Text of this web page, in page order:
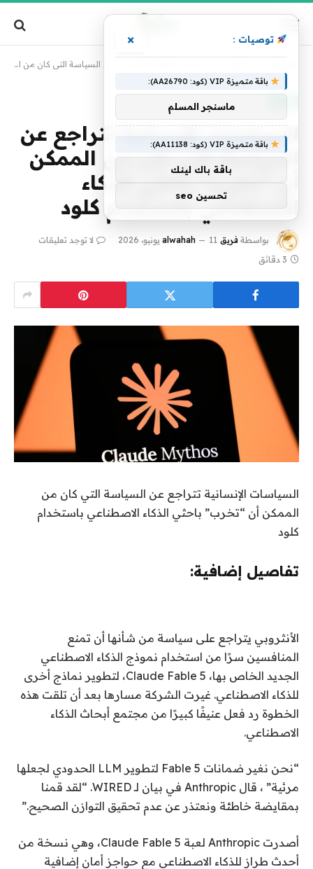
السياسات الإنسانية تتراجع عن السياسة التي كان من الممكن أن “تخرب” باحثي الذكاء الاصطناعي باستخدام كلود
السياسات الإنسانية تتراجع عن
السياسة التي كان من الممكن
أن “تخرب” باحثي الذكاء
الاصطناعي باستخدام كلود
بواسطة فريق alwahah 11 يونيو، 2026
لا توجد تعليقات
3 دقائق
السياسات الإنسانية تتراجع عن السياسة التي كان من
الممكن أن “تخرب” باحثي الذكاء الاصطناعي باستخدام
كلود
تفاصيل إضافية:
الأنثروبي يتراجع على سياسة من شأنها أن تمنع
المنافسين سرًا من استخدام نموذج الذكاء الاصطناعي
الجديد الخاص بها، Claude Fable 5، لتطوير نماذج أخرى
للذكاء الاصطناعي. غيرت الشركة مسارها بعد أن تلقت هذه
الخطوة رد فعل عنيفًا كبيرًا من مجتمع أبحاث الذكاء
الاصطناعي.
“نحن نغير ضمانات Fable 5 لتطوير LLM الحدودي لجعلها
مرئية” ، قال Anthropic في بيان لـ WIRED. “لقد قمنا
بمقايضة خاطئة ونعتذر عن عدم تحقيق التوازن الصحيح.”
أصدرت Anthropic لعبة Claude Fable 5، وهي نسخة من
أحدث طراز للذكاء الاصطناعي مع حواجز أمان إضافية
توصيات : ×
باقة متميزة VIP (كود: AA26790):
ماسنجر المسلم
باقة متميزة VIP (كود: AA11138):
باقة باك لينك
تحسين seo